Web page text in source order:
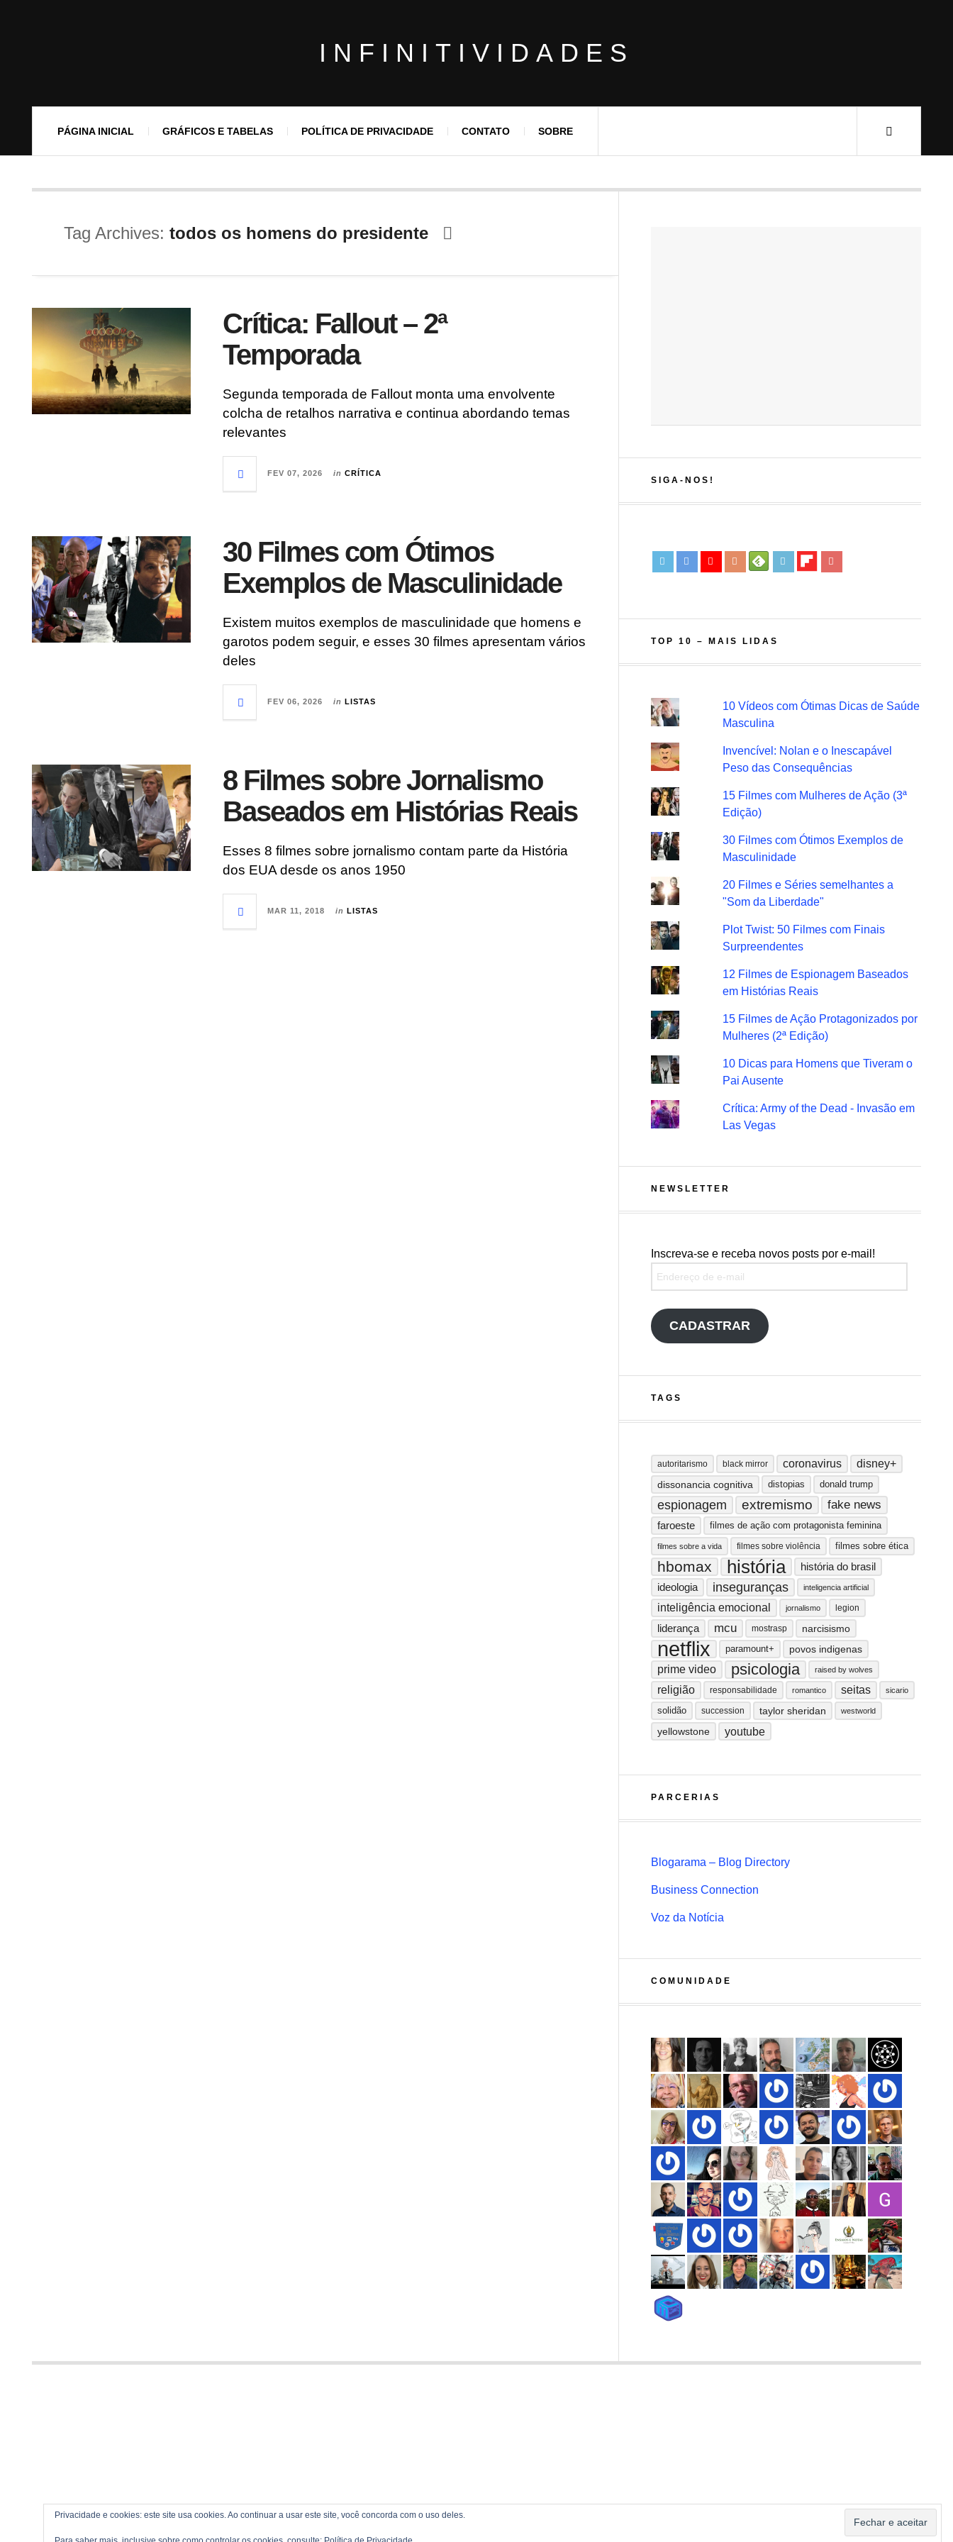
INFINITIVIDADES
PÁGINA INICIAL GRÁFICOS E TABELAS POLÍTICA DE PRIVACIDADE CONTATO SOBRE
Tag Archives: todos os homens do presidente
Crítica: Fallout – 2ª
Temporada
Segunda temporada de Fallout monta uma envolvente
colcha de retalhos narrativa e continua abordando temas
relevantes
FEV 07, 2026 in CRÍTICA
30 Filmes com Ótimos
Exemplos de Masculinidade
Existem muitos exemplos de masculinidade que homens e
garotos podem seguir, e esses 30 filmes apresentam vários
deles
FEV 06, 2026 in LISTAS
8 Filmes sobre Jornalismo
Baseados em Histórias Reais
Esses 8 filmes sobre jornalismo contam parte da História
dos EUA desde os anos 1950
MAR 11, 2018 in LISTAS
SIGA-NOS!
TOP 10 – MAIS LIDAS
10 Vídeos com Ótimas Dicas de Saúde
Masculina
Invencível: Nolan e o Inescapável
Peso das Consequências
15 Filmes com Mulheres de Ação (3ª
Edição)
30 Filmes com Ótimos Exemplos de
Masculinidade
20 Filmes e Séries semelhantes a
"Som da Liberdade"
Plot Twist: 50 Filmes com Finais
Surpreendentes
12 Filmes de Espionagem Baseados
em Histórias Reais
15 Filmes de Ação Protagonizados por
Mulheres (2ª Edição)
10 Dicas para Homens que Tiveram o
Pai Ausente
Crítica: Army of the Dead - Invasão em
Las Vegas
NEWSLETTER
Inscreva-se e receba novos posts por e-mail!
CADASTRAR
TAGS
autoritarismo black mirror coronavirus disney+
dissonancia cognitiva distopias donald trump
espionagem extremismo fake news
faroeste filmes de ação com protagonista feminina
filmes sobre a vida filmes sobre violência filmes sobre ética
hbomax história história do brasil
ideologia inseguranças inteligencia artificial
inteligência emocional jornalismo legion
liderança mcu mostrasp narcisismo
netflix paramount+ povos indigenas
prime video psicologia raised by wolves
religião responsabilidade romantico seitas sicario
solidão succession taylor sheridan westworld
yellowstone youtube
Privacidade e cookies: este site usa cookies. Ao continuar a usar este site, você concorda com o uso deles.
PARCERIAS
Blogarama – Blog Directory
Business Connection
Voz da Notícia
COMUNIDADE